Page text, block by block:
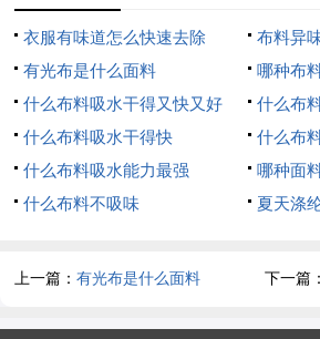
衣服有味道怎么快速去除
布料异
有光布是什么面料
哪种布
什么布料吸水干得又快又好
什么布
什么布料吸水干得快
什么布
什么布料吸水能力最强
哪种面
什么布料不吸味
夏天涤
上一篇：有光布是什么面料 下一篇：